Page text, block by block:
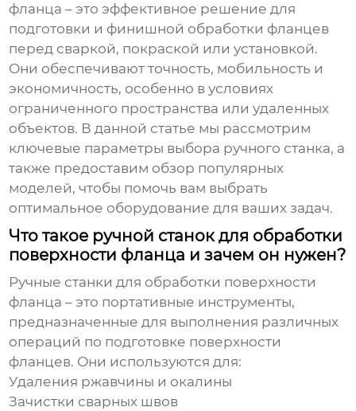
фланца – это эффективное решение для
подготовки и финишной обработки фланцев
перед сваркой, покраской или установкой.
Они обеспечивают точность, мобильность и
экономичность, особенно в условиях
ограниченного пространства или удаленных
объектов. В данной статье мы рассмотрим
ключевые параметры выбора ручного станка, а
также предоставим обзор популярных
моделей, чтобы помочь вам выбрать
оптимальное оборудование для ваших задач.
Что такое ручной станок для обработки
поверхности фланца и зачем он нужен?
Ручные станки для обработки поверхности
фланца – это портативные инструменты,
предназначенные для выполнения различных
операций по подготовке поверхности
фланцев. Они используются для:
Удаления ржавчины и окалины
Зачистки сварных швов